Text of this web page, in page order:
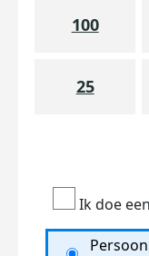
100
25
Ik doe